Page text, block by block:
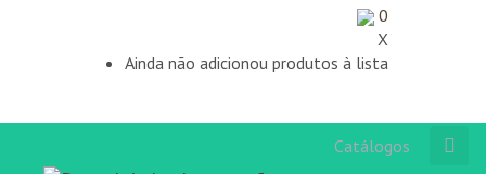
0
X
Ainda não adicionou produtos à lista
Catálogos